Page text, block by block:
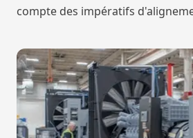
compte des impératifs